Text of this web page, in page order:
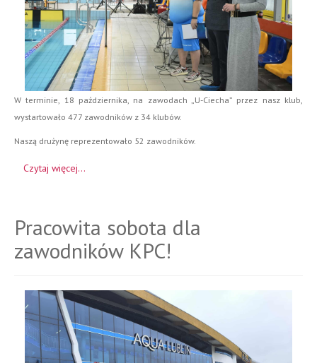
W terminie, 18 października, na zawodach „U-Ciecha” przez nasz klub,
wystartowało 477 zawodników z 34 klubów.
Naszą drużynę reprezentowało 52 zawodników.
Czytaj więcej...
Pracowita sobota dla
zawodników KPC!